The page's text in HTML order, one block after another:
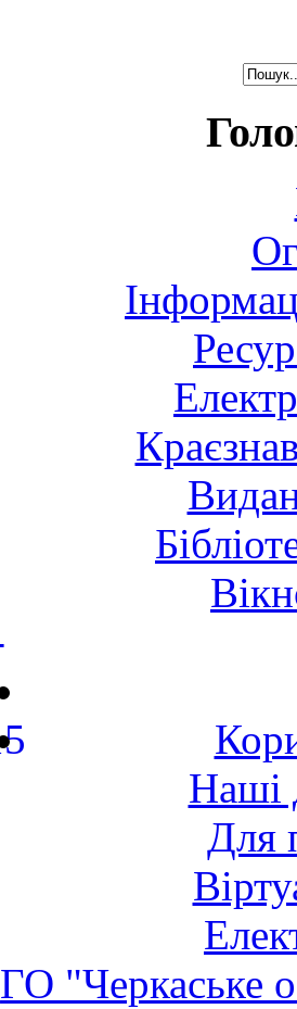
Наші
Для
ГО "Черкаське